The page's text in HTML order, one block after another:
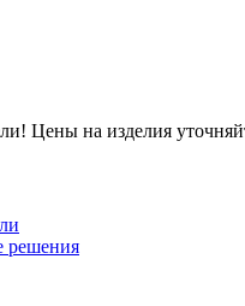
Цены на изделия
решения